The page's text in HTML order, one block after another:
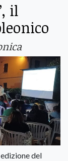
il
del